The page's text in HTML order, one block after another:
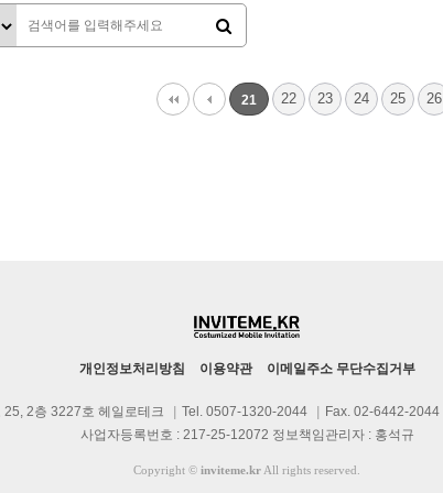
21 22 23 24 25 26
개인정보처리방침 이용약관 이메일주소 무단수집거부
25, 2층 3227호 헤일로테크 Tel. 0507-1320-2044 Fax. 02-6442-2044
사업자등록번호 : 217-25-12072 정보책임관리자 : 홍석규
Copyright © inviteme.kr All rights reserved.